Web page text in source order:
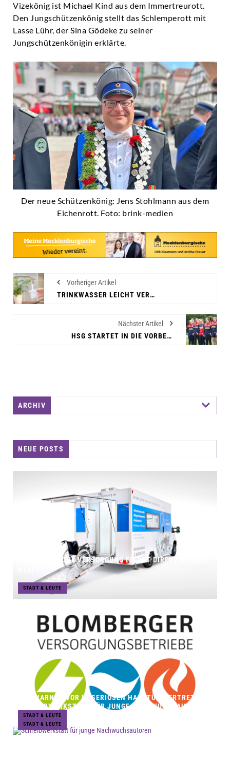
Vizekönig ist Michael Kind aus dem Immertreurott.
Den Jungschützenkönig stellt das Schlemperott mit
Lasse Lühr, der Sina Gödeke zu seiner
Jungschützenkönigin erklärte.
Der neue Schützenkönig: Jens Stohlmann aus dem
Eichenrott. Foto: brink-medien
Vorheriger Artikel
TRINKWASSER LEICHT VERUNREINIGT
Nächster Artikel
HSG STARTET IN DIE VORBEREITUNG DER SAISON 2023/2024
ARCHIV
NEUE POSTS
ZAHNÄRZTLICHE VERSORGUNG FINDET DIREKT VOR ORT
STADT & LEUTE
BVB WARNEN VOR UNSERIÖSEN HAUSTÜR-VERTRETERN
STADT & LEUTE
SCHREIBWERKSTATT FÜR JUNGE NACHWUCHSAUTOREN
STADT & LEUTE